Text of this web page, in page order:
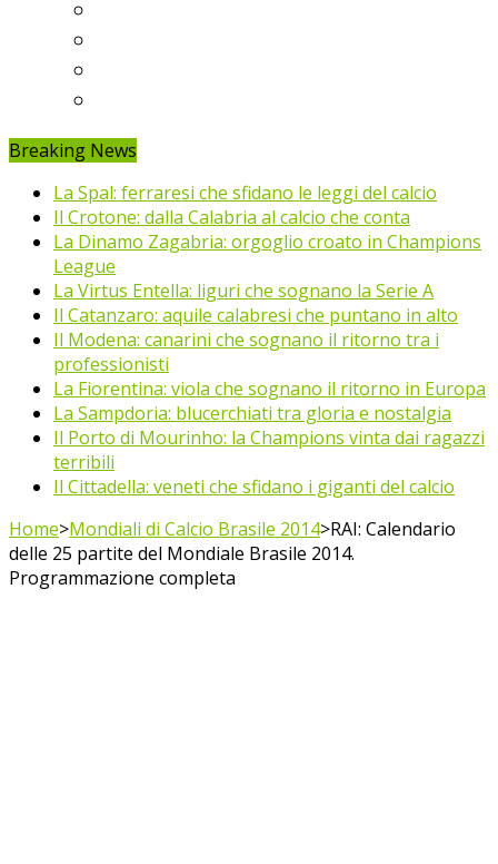
Breaking News
La Spal: ferraresi che sfidano le leggi del calcio
Il Crotone: dalla Calabria al calcio che conta
La Dinamo Zagabria: orgoglio croato in Champions
League
La Virtus Entella: liguri che sognano la Serie A
Il Catanzaro: aquile calabresi che puntano in alto
Il Modena: canarini che sognano il ritorno tra i
professionisti
La Fiorentina: viola che sognano il ritorno in Europa
La Sampdoria: blucerchiati tra gloria e nostalgia
Il Porto di Mourinho: la Champions vinta dai ragazzi
terribili
Il Cittadella: veneti che sfidano i giganti del calcio
Home>Mondiali di Calcio Brasile 2014>RAI: Calendario
delle 25 partite del Mondiale Brasile 2014.
Programmazione completa